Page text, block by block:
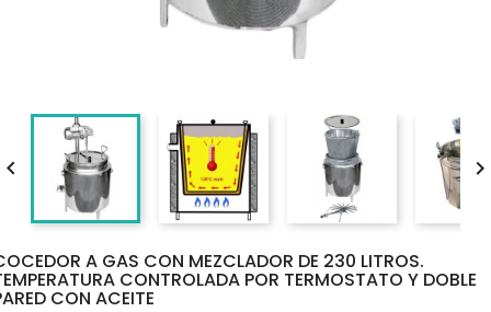
A GAS CON MEZCLADOR DE 230 LITROS.
CONTROLADA POR TERMOSTATO Y DOBLE
CON ACEITE